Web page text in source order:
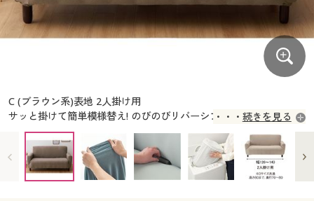
大きいサイズ レディース下着
大きいサイズ 事務・制服
シークレットセール
商品カテゴリ一覧
カタログ・チラシからのご注文
デジタルカタログ
カタログ無料プレゼント
大きいサイズ メンズ
カタログ
カタログ無料プレゼント
会員メニュー
C (ブラウン系)表地 2人掛け用
サッと掛けて簡単模様替え! のびのびリバーシブルソファカバーで
す。
続きを見る